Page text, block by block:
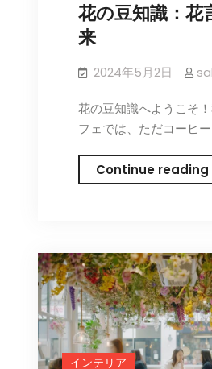
花の豆知識：花
来
2024年5月2日
花の豆知識へようこそ
フェでは、ただコーヒ
Continue reading花
インテリア